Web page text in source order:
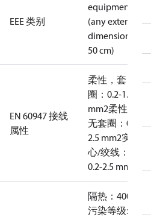
EEE 类别
equipment
(any external
dimension <
50 cm)
EN 60947 接线
属性
柔性，套
圈：0.2-1.5
mm2柔性，
无套圈：0.2-
2.5 mm2实
心/绞线：
0.2-2.5 mm2
隔热：400V
污染等级: 3